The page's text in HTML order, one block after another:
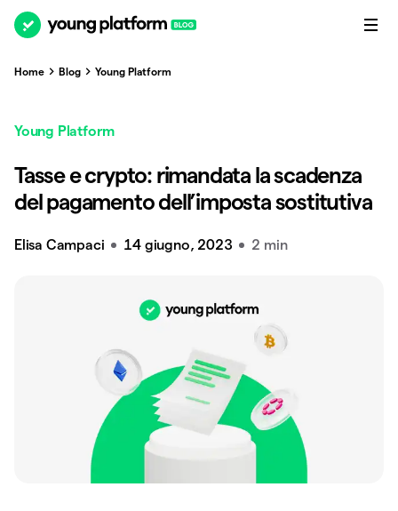
Home Blog Young Platform
Young Platform
Tasse e crypto: rimandata la scadenza
del pagamento dell’imposta sostitutiva
Elisa Campaci 14 giugno, 2023 2 min